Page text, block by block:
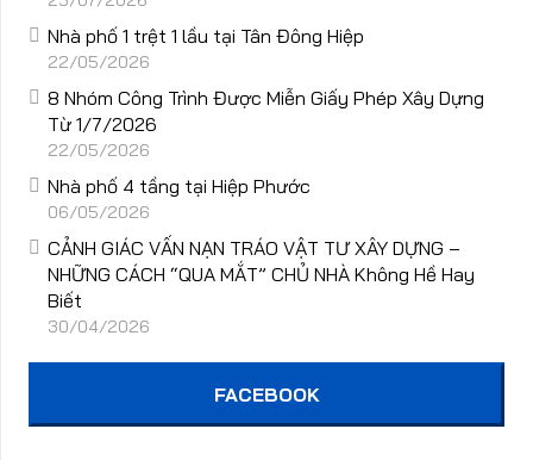
Nhà phố 1 trệt 1 lầu tại Tân Đông Hiệp
22/05/2026
8 Nhóm Công Trình Được Miễn Giấy Phép Xây Dựng
Từ 1/7/2026
22/05/2026
Nhà phố 4 tầng tại Hiệp Phước
06/05/2026
CẢNH GIÁC VẤN NẠN TRÁO VẬT TƯ XÂY DỰNG –
NHỮNG CÁCH “QUA MẮT” CHỦ NHÀ Không Hề Hay
Biết
30/04/2026
FACEBOOK